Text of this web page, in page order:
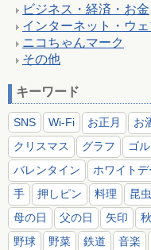
ビジネス・経済・お金
インターネット・ウ
ニコちゃんマーク
その他
キーワード
SNS Wi-Fi お正月 お
クリスマス
グラフ ゴ
バレンタイン
ホワイトデ
手
押しピン 料理 昆虫
母の日
父の日 矢印 秋
野球
野菜 鉄道 音楽